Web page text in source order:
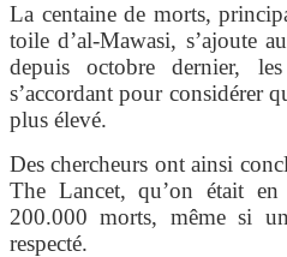
La centaine de morts,
toile d’al-Mawasi, s’ajoute
depuis octobre dernier,
s’accordant pour considérer
plus élevé.
Des chercheurs ont ainsi
The Lancet, qu’on était
200.000 morts, même si
respecté.